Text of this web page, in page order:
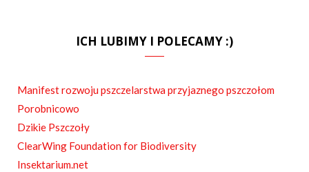
e
k
ICH LUBIMY I POLECAMY :)
Manifest rozwoju pszczelarstwa przyjaznego pszczołom
Porobnicowo
Dzikie Pszczoły
ClearWing Foundation for Biodiversity
Insektarium.net